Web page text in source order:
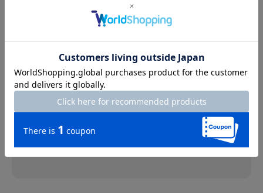
ストラップのおかげでパンプスあるあるのかかと
ても履きやすかったです。アンティークシルバー
の色味も落ち着いたカラーで、上品なイメージで
履いて頂けると思います♪
※個人差がございますので、参考としてご覧ください。